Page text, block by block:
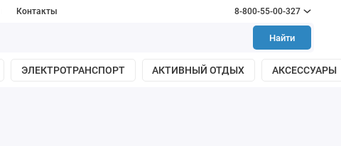
Контакты 8-800-55-00-327
Найти
ЭЛЕКТРОТРАНСПОРТ АКТИВНЫЙ ОТДЫХ АКСЕССУАРЫ